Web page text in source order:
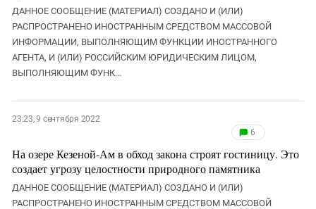
ДАННОЕ СООБЩЕНИЕ (МАТЕРИАЛ) СОЗДАНО И (ИЛИ)
РАСПРОСТРАНЕНО ИНОСТРАННЫМ СРЕДСТВОМ МАССОВОЙ
ИНФОРМАЦИИ, ВЫПОЛНЯЮЩИМ ФУНКЦИИ ИНОСТРАННОГО
АГЕНТА, И (ИЛИ) РОССИЙСКИМ ЮРИДИЧЕСКИМ ЛИЦОМ,
ВЫПОЛНЯЮЩИМ ФУНК...
23:23, 9 сентября 2022
6
На озере Кезеной-Ам в обход закона строят гостиницу. Это
создает угрозу целостности природного памятника
ДАННОЕ СООБЩЕНИЕ (МАТЕРИАЛ) СОЗДАНО И (ИЛИ)
РАСПРОСТРАНЕНО ИНОСТРАННЫМ СРЕДСТВОМ МАССОВОЙ